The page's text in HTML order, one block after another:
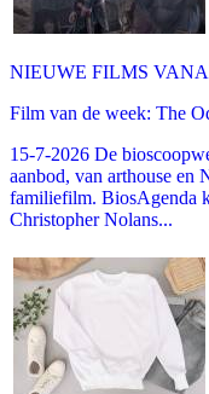
NIEUWE FILMS
Film van de week: The
15-7-2026 De
aanbod, van arthouse en
familiefilm. BiosAgenda
Christopher Nolans...